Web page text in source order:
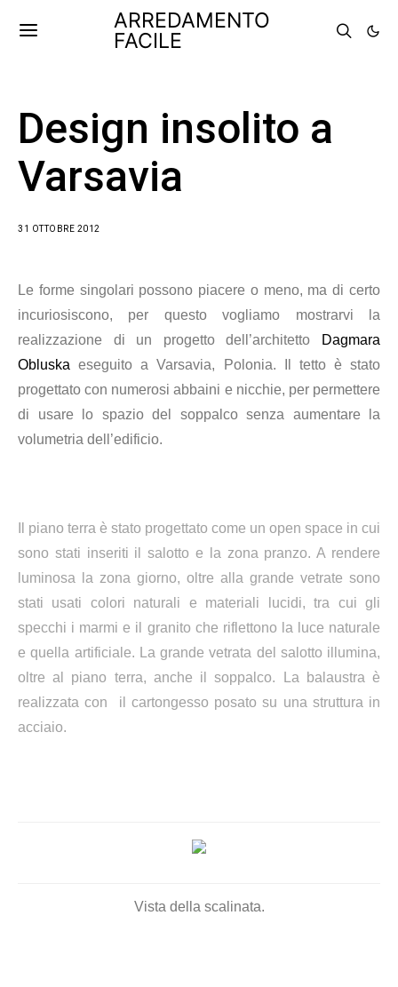
ARREDAMENTO
FACILE
Design insolito a
Varsavia
31 OTTOBRE 2012
Le forme singolari possono piacere o meno, ma di certo
incuriosiscono, per questo vogliamo mostrarvi la
realizzazione di un progetto dell’architetto
Dagmara
Obluska eseguito a Varsavia, Polonia. Il tetto è stato
progettato con numerosi abbaini e nicchie, per permettere
di usare lo spazio del soppalco senza aumentare la
volumetria dell’edificio.
Il piano terra è stato progettato come un open space in cui
sono stati inseriti il salotto e la zona pranzo. A rendere
luminosa la zona giorno, oltre alla grande vetrate sono
stati usati colori naturali e materiali lucidi, tra cui gli
specchi i marmi e il granito che riflettono la luce naturale
e quella artificiale. La grande vetrata del salotto illumina,
oltre al piano terra, anche il soppalco. La balaustra è
realizzata con il cartongesso posato su una struttura in
acciaio.
Vista della scalinata.